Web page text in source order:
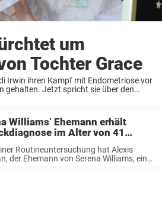
um
Tochter Grace
Irwin ihren Kampf mit Endometriose vor
gehalten. Jetzt spricht sie über den
Williams‘ Ehemann erhält
im Alter von 41
Routineuntersuchung hat Alexis
der Ehemann von Serena Williams, eine